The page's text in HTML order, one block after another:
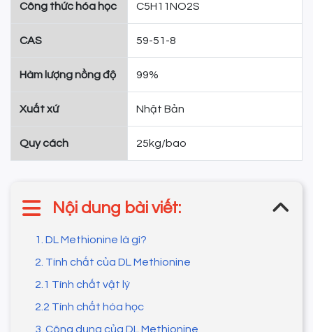
Công thức hóa học C5H11NO2S
CAS 59-51-8
Hàm lượng nồng độ 99%
Xuất xứ Nhật Bản
Quy cách 25kg/bao
Nội dung bài viết:
1. DL Methionine là gì?
2. Tính chất của DL Methionine
2.1 Tính chất vật lý
2.2 Tính chất hóa học
3. Công dụng của DL Methionine